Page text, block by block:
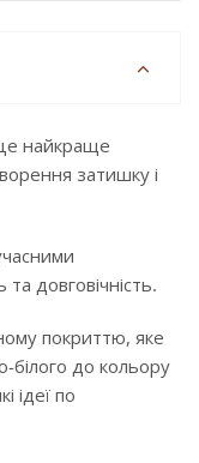
найкраще
затишку і
довговічність.
покриттю, яке
білого до кольору
ідеї по